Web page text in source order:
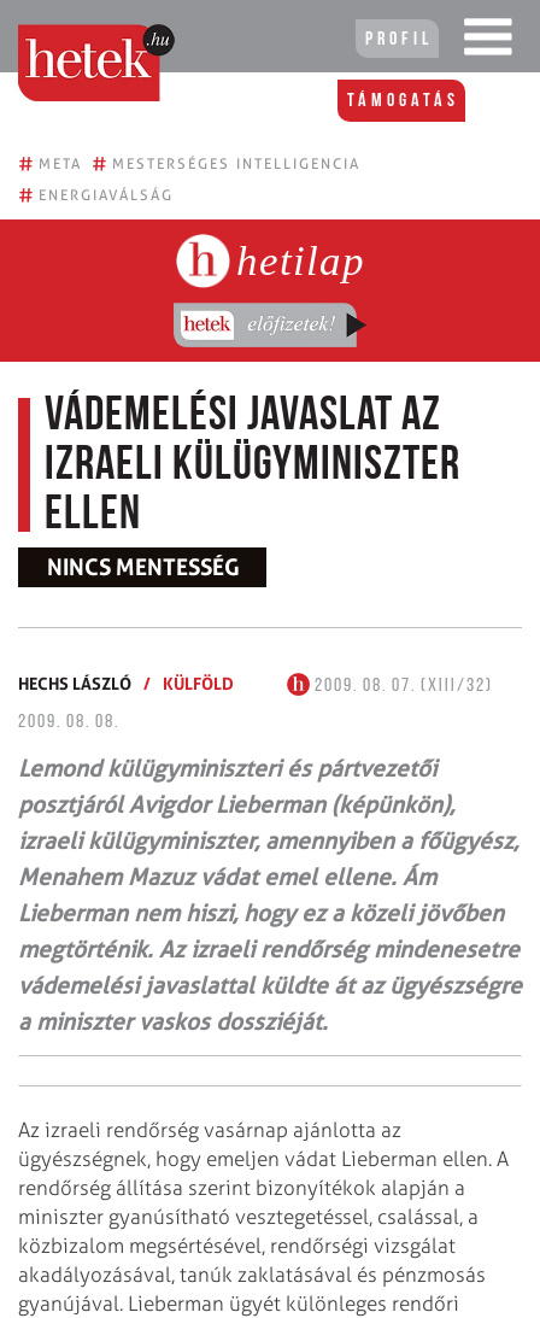
Profil
Támogatás
# META # MESTERSÉGES INTELLIGENCIA
# ENERGIAVÁLSÁG
hetilap
Vádemelési javaslat az
izraeli külügyminiszter
ellen
NINCS MENTESSÉG
HECHS LÁSZLÓ / KÜLFÖLD
2009. 08. 07. (XIII/32)
2009. 08. 08.
Lemond külügyminiszteri és pártvezetői
posztjáról Avigdor Lieberman (képünkön),
izraeli külügyminiszter, amennyiben a fő­ügyész,
Menahem Mazuz vádat emel ellene. Ám
Lieberman nem hiszi, hogy ez a közeli jövőben
megtörténik. Az izraeli rendőr­ség mindenesetre
vádemelési javaslattal küldte át az ügyészségre
a miniszter vaskos dossziéját.
Az izraeli rendőrség vasárnap ajánlotta az
ügyészségnek, hogy emeljen vádat Lieberman ellen. A
rendőrség állítása szerint bizonyítékok alapján a
miniszter gyanúsítható vesztegetéssel, csalással, a
közbizalom megsértésével, rendőrségi vizsgálat
akadályozásával, tanúk zaklatásával és pénzmosás
gyanújával. Lieberman ügyét különleges rendőri